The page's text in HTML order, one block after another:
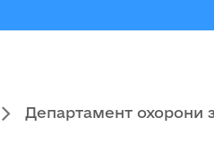
Департамент охорони